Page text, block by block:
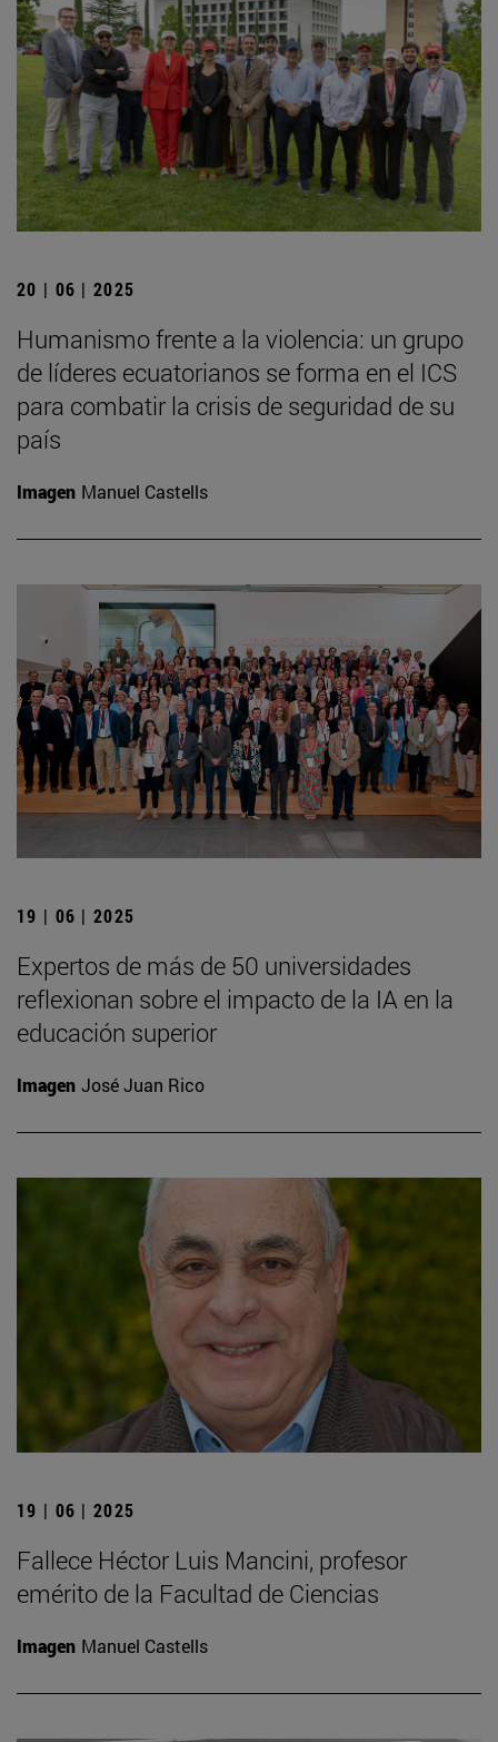
20 | 06 | 2025
Humanismo frente a la violencia: un grupo
de líderes ecuatorianos se forma en el ICS
para combatir la crisis de seguridad de su
país
Imagen Manuel Castells
19 | 06 | 2025
Expertos de más de 50 universidades
reflexionan sobre el impacto de la IA en la
educación superior
Imagen José Juan Rico
19 | 06 | 2025
Fallece Héctor Luis Mancini, profesor
emérito de la Facultad de Ciencias
Imagen Manuel Castells